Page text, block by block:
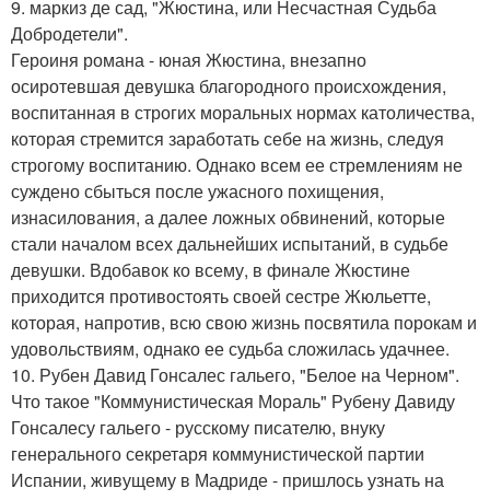
9. маркиз де сад, "Жюстина, или Несчастная Судьба
Добродетели".
Героиня романа - юная Жюстина, внезапно
осиротевшая девушка благородного происхождения,
воспитанная в строгих моральных нормах католичества,
которая стремится заработать себе на жизнь, следуя
строгому воспитанию. Однако всем ее стремлениям не
суждено сбыться после ужасного похищения,
изнасилования, а далее ложных обвинений, которые
стали началом всех дальнейших испытаний, в судьбе
девушки. Вдобавок ко всему, в финале Жюстине
приходится противостоять своей сестре Жюльетте,
которая, напротив, всю свою жизнь посвятила порокам и
удовольствиям, однако ее судьба сложилась удачнее.
10. Рубен Давид Гонсалес гальего, "Белое на Черном".
Что такое "Коммунистическая Мораль" Рубену Давиду
Гонсалесу гальего - русскому писателю, внуку
генерального секретаря коммунистической партии
Испании, живущему в Мадриде - пришлось узнать на